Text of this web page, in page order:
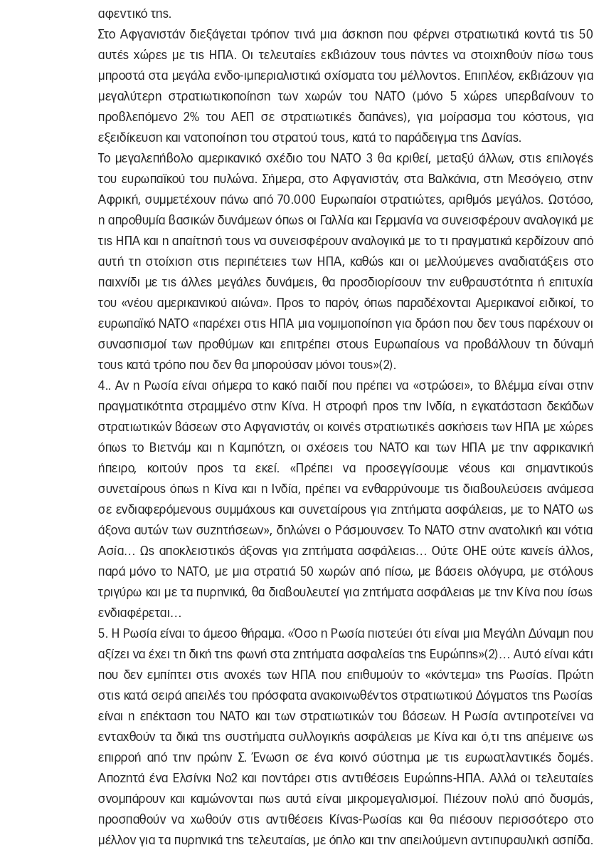
αφεντικό της.
Στο Αφγανιστάν διεξάγεται τρόπον τινά μια άσκηση που φέρνει στρατιωτικά κοντά τις 50
αυτές χώρες με τις ΗΠΑ. Οι τελευταίες εκβιάζουν τους πάντες να στοιχηθούν πίσω τους
μπροστά στα μεγάλα ενδο-ιμπεριαλιστικά σχίσματα του μέλλοντος. Επιπλέον, εκβιάζουν για
μεγαλύτερη στρατιωτικοποίηση των χωρών του ΝΑΤΟ (μόνο 5 χώρες υπερβαίνουν το
προβλεπόμενο 2% του ΑΕΠ σε στρατιωτικές δαπάνες), για μοίρασμα του κόστους, για
εξειδίκευση και νατοποίηση του στρατού τους, κατά το παράδειγμα της Δανίας.
Το μεγαλεπήβολο αμερικανικό σχέδιο του ΝΑΤΟ 3 θα κριθεί, μεταξύ άλλων, στις επιλογές
του ευρωπαϊκού του πυλώνα. Σήμερα, στο Αφγανιστάν, στα Βαλκάνια, στη Μεσόγειο, στην
Αφρική, συμμετέχουν πάνω από 70.000 Ευρωπαίοι στρατιώτες, αριθμός μεγάλος. Ωστόσο,
η απροθυμία βασικών δυνάμεων όπως οι Γαλλία και Γερμανία να συνεισφέρουν αναλογικά με
τις ΗΠΑ και η απαίτησή τους να συνεισφέρουν αναλογικά με το τι πραγματικά κερδίζουν από
αυτή τη στοίχιση στις περιπέτειες των ΗΠΑ, καθώς και οι μελλούμενες αναδιατάξεις στο
παιχνίδι με τις άλλες μεγάλες δυνάμεις, θα προσδιορίσουν την ευθραυστότητα ή επιτυχία
του «νέου αμερικανικού αιώνα». Προς το παρόν, όπως παραδέχονται Αμερικανοί ειδικοί, το
ευρωπαϊκό ΝΑΤΟ «παρέχει στις ΗΠΑ μια νομιμοποίηση για δράση που δεν τους παρέχουν οι
συνασπισμοί των προθύμων και επιτρέπει στους Ευρωπαίους να προβάλλουν τη δύναμή
τους κατά τρόπο που δεν θα μπορούσαν μόνοι τους»(2).
4.. Αν η Ρωσία είναι σήμερα το κακό παιδί που πρέπει να «στρώσει», το βλέμμα είναι στην
πραγματικότητα στραμμένο στην Κίνα. Η στροφή προς την Ινδία, η εγκατάσταση δεκάδων
στρατιωτικών βάσεων στο Αφγανιστάν, οι κοινές στρατιωτικές ασκήσεις των ΗΠΑ με χώρες
όπως το Βιετνάμ και η Καμπότζη, οι σχέσεις του ΝΑΤΟ και των ΗΠΑ με την αφρικανική
ήπειρο, κοιτούν προς τα εκεί. «Πρέπει να προσεγγίσουμε νέους και σημαντικούς
συνεταίρους όπως η Κίνα και η Ινδία, πρέπει να ενθαρρύνουμε τις διαβουλεύσεις ανάμεσα
σε ενδιαφερόμενους συμμάχους και συνεταίρους για ζητήματα ασφάλειας, με το ΝΑΤΟ ως
άξονα αυτών των συζητήσεων», δηλώνει ο Ράσμουνσεν. Το ΝΑΤΟ στην ανατολική και νότια
Ασία… Ως αποκλειστικός άξονας για ζητήματα ασφάλειας… Ούτε ΟΗΕ ούτε κανείς άλλος,
παρά μόνο το ΝΑΤΟ, με μια στρατιά 50 χωρών από πίσω, με βάσεις ολόγυρα, με στόλους
τριγύρω και με τα πυρηνικά, θα διαβουλευτεί για ζητήματα ασφάλειας με την Κίνα που ίσως
ενδιαφέρεται…
5. Η Ρωσία είναι το άμεσο θήραμα. «Όσο η Ρωσία πιστεύει ότι είναι μια Μεγάλη Δύναμη που
αξίζει να έχει τη δική της φωνή στα ζητήματα ασφαλείας της Ευρώπης»(2)… Αυτό είναι κάτι
που δεν εμπίπτει στις ανοχές των ΗΠΑ που επιθυμούν το «κόντεμα» της Ρωσίας. Πρώτη
στις κατά σειρά απειλές του πρόσφατα ανακοινωθέντος στρατιωτικού Δόγματος της Ρωσίας
είναι η επέκταση του ΝΑΤΟ και των στρατιωτικών του βάσεων. Η Ρωσία αντιπροτείνει να
ενταχθούν τα δικά της συστήματα συλλογικής ασφάλειας με Κίνα και ό,τι της απέμεινε ως
επιρροή από την πρώην Σ. Ένωση σε ένα κοινό σύστημα με τις ευρωατλαντικές δομές.
Αποζητά ένα Ελσίνκι Νο2 και ποντάρει στις αντιθέσεις Ευρώπης-ΗΠΑ. Αλλά οι τελευταίες
σνομπάρουν και καμώνονται πως αυτά είναι μικρομεγαλισμοί. Πιέζουν πολύ από δυσμάς,
προσπαθούν να χωθούν στις αντιθέσεις Κίνας-Ρωσίας και θα πιέσουν περισσότερο στο
μέλλον για τα πυρηνικά της τελευταίας, με όπλο και την απειλούμενη αντιπυραυλική ασπίδα.